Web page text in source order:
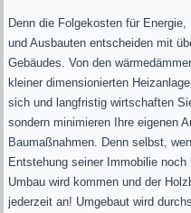
Denn die Folgekosten für
und Ausbauten entscheiden mit
Gebäudes. Von den
kleiner dimensionierten
sich und langfristig wirtschaften
sondern minimieren Ihre eigenen
Baumaßnahmen. Denn selbst,
Entstehung seiner Immobilie
Umbau wird kommen und der
jederzeit an! Umgebaut wird